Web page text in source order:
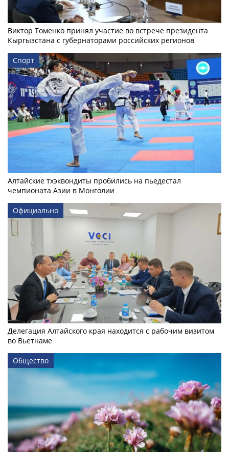
Виктор Томенко принял участие во встрече президента
Кыргызстана с губернаторами российских регионов
Спорт
Алтайские тхэквондиты пробились на пьедестал
чемпионата Азии в Монголии
Официально
Делегация Алтайского края находится с рабочим визитом
во Вьетнаме
Общество